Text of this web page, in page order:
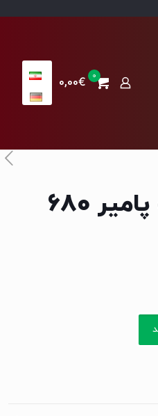
0
0,00€
کنسرو آش رشته پامیر 680